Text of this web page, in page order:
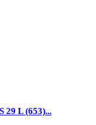
29 L (653)...